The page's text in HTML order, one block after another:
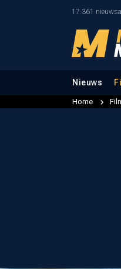
17.361
Nieuws
Home